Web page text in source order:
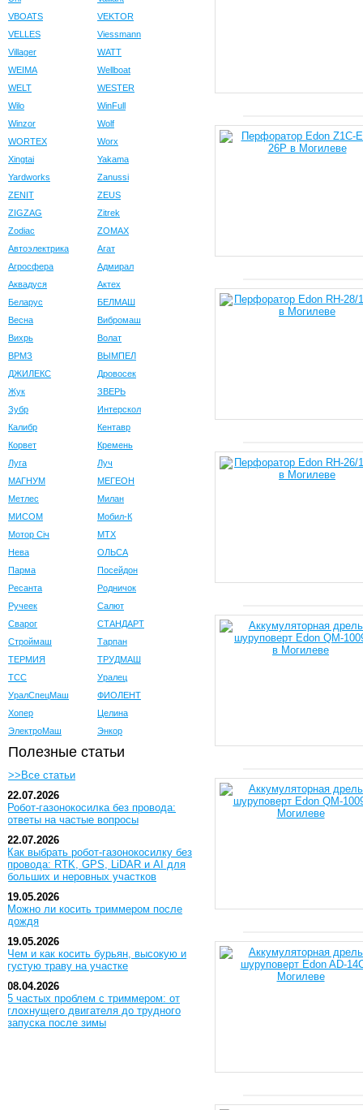
VBOATS
VEKTOR
VELLES
Viessmann
Villager
WATT
WEIMA
Wellboat
WELT
WESTER
Wilo
WinFull
Winzor
Wolf
WORTEX
Worx
Xingtai
Yakama
Yardworks
Zanussi
ZENIT
ZEUS
ZIGZAG
Zitrek
Zodiac
ZOMAX
Автоэлектрика
Агат
Агросфера
Адмирал
Аквадуся
Актех
Беларус
БЕЛМАШ
Весна
Вибромаш
Вихрь
Волат
ВРМЗ
ВЫМПЕЛ
ДЖИЛЕКС
Дровосек
Жук
ЗВЕРЬ
Зубр
Интерскол
Калибр
Кентавр
Корвет
Кремень
Луга
Луч
МАГНУМ
МЕГЕОН
Метлес
Милан
МИСОМ
Мобил-К
Мотор Сiч
МТХ
Нева
ОЛЬСА
Парма
Посейдон
Ресанта
Родничок
Ручеек
Салют
Сварог
СТАНДАРТ
Строймаш
Тарпан
ТЕРМИЯ
ТРУДМАШ
ТСС
Уралец
УралСпецМаш
ФИОЛЕНТ
Хопер
Целина
ЭлектроМаш
Энкор
Полезные статьи
>>Все статьи
22.07.2026
Робот-газонокосилка без провода:
ответы на частые вопросы
22.07.2026
Как выбрать робот-газонокосилку без
провода: RTK, GPS, LiDAR и AI для
больших и неровных участков
19.05.2026
Можно ли косить триммером после
дождя
19.05.2026
Чем и как косить бурьян, высокую и
густую траву на участке
08.04.2026
5 частых проблем с триммером: от
глохнущего двигателя до трудного
запуска после зимы